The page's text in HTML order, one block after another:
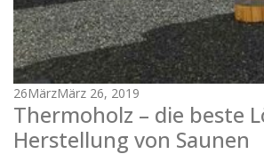
26MärzMärz 26, 2019
Thermoholz – die beste
Herstellung von Saunen